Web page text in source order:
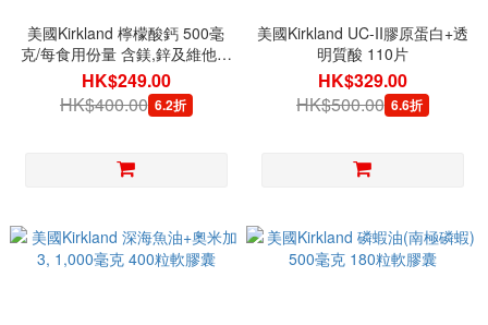
美國Kirkland 檸檬酸鈣 500毫
克/每食用份量 含鎂,鋅及維他命
D3, 500片
HK$249.00
HK$400.00 6.2折
美國Kirkland UC-II膠原蛋白+透
明質酸 110片
HK$329.00
HK$500.00 6.6折